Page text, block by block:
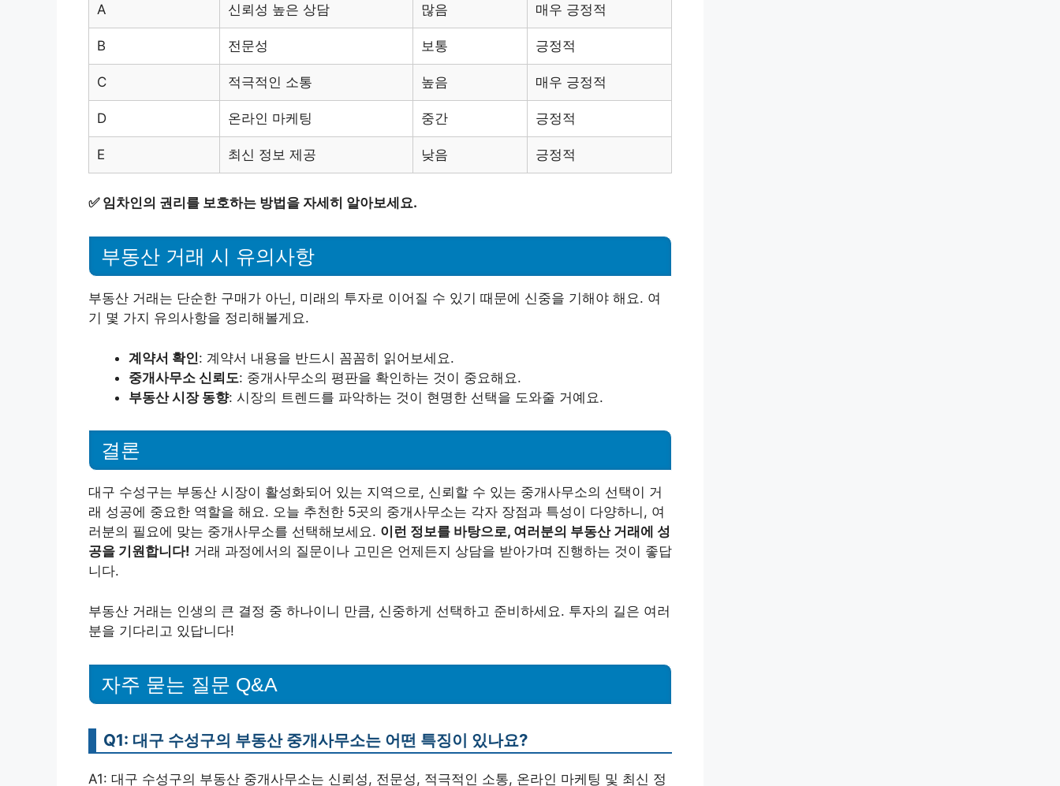
A 신뢰성 높은 상담 많음 매우 긍정적
B 전문성 보통 긍정적
C 적극적인 소통 높음 매우 긍정적
D 온라인 마케팅 중간 긍정적
E 최신 정보 제공 낮음 긍정적
✅ 임차인의 권리를 보호하는 방법을 자세히 알아보세요.
부동산 거래 시 유의사항
부동산 거래는 단순한 구매가 아닌, 미래의 투자로 이어질 수 있기 때문에 신중을 기해야 해요. 여
기 몇 가지 유의사항을 정리해볼게요.
계약서 확인: 계약서 내용을 반드시 꼼꼼히 읽어보세요.
중개사무소 신뢰도: 중개사무소의 평판을 확인하는 것이 중요해요.
부동산 시장 동향: 시장의 트렌드를 파악하는 것이 현명한 선택을 도와줄 거예요.
결론
대구 수성구는 부동산 시장이 활성화되어 있는 지역으로, 신뢰할 수 있는 중개사무소의 선택이 거
래 성공에 중요한 역할을 해요. 오늘 추천한 5곳의 중개사무소는 각자 장점과 특성이 다양하니, 여
러분의 필요에 맞는 중개사무소를 선택해보세요. 이런 정보를 바탕으로, 여러분의 부동산 거래에 성
공을 기원합니다! 거래 과정에서의 질문이나 고민은 언제든지 상담을 받아가며 진행하는 것이 좋답
니다.
부동산 거래는 인생의 큰 결정 중 하나이니 만큼, 신중하게 선택하고 준비하세요. 투자의 길은 여러
분을 기다리고 있답니다!
자주 묻는 질문 Q&A
Q1: 대구 수성구의 부동산 중개사무소는 어떤 특징이 있나요?
A1: 대구 수성구의 부동산 중개사무소는 신뢰성, 전문성, 적극적인 소통, 온라인 마케팅 및 최신 정